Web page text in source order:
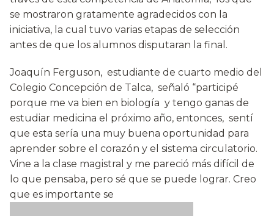
se mostraron gratamente agradecidos con la
iniciativa, la cual tuvo varias etapas de selección
antes de que los alumnos disputaran la final.
Joaquín Ferguson, estudiante de cuarto medio del
Colegio Concepción de Talca, señaló “participé
porque me va bien en biología y tengo ganas de
estudiar medicina el próximo año, entonces, sentí
que esta sería una muy buena oportunidad para
aprender sobre el corazón y el sistema circulatorio.
Vine a la clase magistral y me pareció más difícil de
lo que pensaba, pero sé que se puede lograr. Creo
que es importante se